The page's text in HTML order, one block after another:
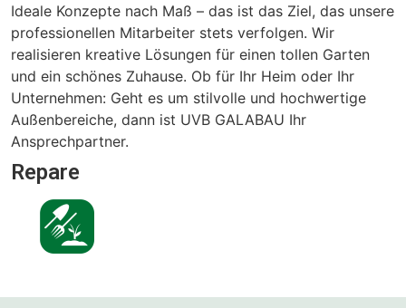
Ideale Konzepte nach Maß – das ist das Ziel, das unsere
professionellen Mitarbeiter stets verfolgen. Wir
realisieren kreative Lösungen für einen tollen Garten
und ein schönes Zuhause. Ob für Ihr Heim oder Ihr
Unternehmen: Geht es um stilvolle und hochwertige
Außenbereiche, dann ist UVB GALABAU Ihr
Ansprechpartner.
Repare